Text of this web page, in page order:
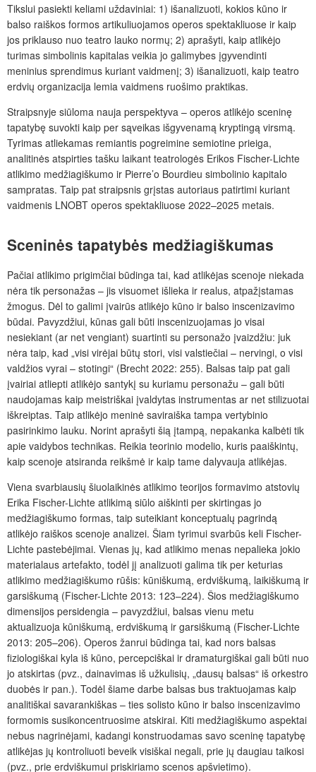
Tikslui pasiekti keliami uždaviniai: 1) išanalizuoti, kokios kūno ir
balso raiškos formos artikuliuojamos operos spektakliuose ir kaip
jos priklauso nuo teatro lauko normų; 2) aprašyti, kaip atlikėjo
turimas simbolinis kapitalas veikia jo galimybes įgyvendinti
meninius sprendimus kuriant vaidmenį; 3) išanalizuoti, kaip teatro
erdvių organizacija lemia vaidmens ruošimo praktikas.
Straipsnyje siūloma nauja perspektyva – operos atlikėjo sceninę
tapatybę suvokti kaip per sąveikas išgyvenamą kryptingą virsmą.
Tyrimas atliekamas remiantis pogreimine semiotine prieiga,
analitinės atspirties tašku laikant teatrologės Erikos Fischer-Lichte
atlikimo medžiagiškumo ir Pierre’o Bourdieu simbolinio kapitalo
sampratas. Taip pat straipsnis grįstas autoriaus patirtimi kuriant
vaidmenis LNOBT operos spektakliuose 2022–2025 metais.
Sceninės tapatybės medžiagiškumas
Pačiai atlikimo prigimčiai būdinga tai, kad atlikėjas scenoje niekada
nėra tik personažas – jis visuomet išlieka ir realus, atpažįstamas
žmogus. Dėl to galimi įvairūs atlikėjo kūno ir balso inscenizavimo
būdai. Pavyzdžiui, kūnas gali būti inscenizuojamas jo visai
nesiekiant (ar net vengiant) suartinti su personažo įvaizdžiu: juk
nėra taip, kad „visi virėjai būtų stori, visi valstiečiai – nervingi, o visi
valdžios vyrai – stotingi“ (Brecht 2022: 255). Balsas taip pat gali
įvairiai atliepti atlikėjo santykį su kuriamu personažu – gali būti
naudojamas kaip meistriškai įvaldytas instrumentas ar net stilizuotai
iškreiptas. Taip atlikėjo meninė saviraiška tampa vertybinio
pasirinkimo lauku. Norint aprašyti šią įtampą, nepakanka kalbėti tik
apie vaidybos technikas. Reikia teorinio modelio, kuris paaiškintų,
kaip scenoje atsiranda reikšmė ir kaip tame dalyvauja atlikėjas.
Viena svarbiausių šiuolaikinės atlikimo teorijos formavimo atstovių
Erika Fischer-Lichte atlikimą siūlo aiškinti per skirtingas jo
medžiagiškumo formas, taip suteikiant konceptualų pagrindą
atlikėjo raiškos scenoje analizei. Šiam tyrimui svarbūs keli Fischer-
Lichte pastebėjimai. Vienas jų, kad atlikimo menas nepalieka jokio
materialaus artefakto, todėl jį analizuoti galima tik per keturias
atlikimo medžiagiškumo rūšis: kūniškumą, erdviškumą, laikiškumą ir
garsiškumą (Fischer-Lichte 2013: 123–224). Šios medžiagiškumo
dimensijos persidengia – pavyzdžiui, balsas vienu metu
aktualizuoja kūniškumą, erdviškumą ir garsiškumą (Fischer-Lichte
2013: 205–206). Operos žanrui būdinga tai, kad nors balsas
fiziologiškai kyla iš kūno, percepciškai ir dramaturgiškai gali būti nuo
jo atskirtas (pvz., dainavimas iš užkulisių, „dausų balsas“ iš orkestro
duobės ir pan.). Todėl šiame darbe balsas bus traktuojamas kaip
analitiškai savarankiškas – ties solisto kūno ir balso inscenizavimo
formomis susikoncentruosime atskirai. Kiti medžiagiškumo aspektai
nebus nagrinėjami, kadangi konstruodamas savo sceninę tapatybę
atlikėjas jų kontroliuoti beveik visiškai negali, prie jų daugiau taikosi
(pvz., prie erdviškumui priskiriamo scenos apšvietimo).